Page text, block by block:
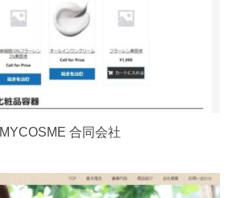
MYCOSME 合同会社